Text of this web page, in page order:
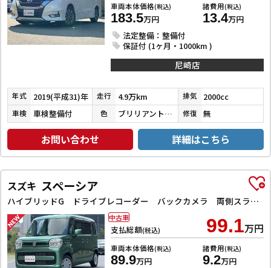
車両本体価格(税込)
183.5万円
諸費用(税込)
13.4万円
法定整備：整備付
保証付 (1ヶ月・1000km )
尼崎店
年式 2019(平成31)年 走行 4.9万km 排気 2000cc
車検 車検整備付 色 ブリリアントホワイトパール３コートパール 修復 無
お問い合わせ 詳細はこちら
スズキ スペーシア
ハイブリッドG ドライブレコーダー バックカメラ 両側スライドドア ナビ TV スマートキー アイドリングストップ 電動格納ミラー ベンチシート CVT ESC CD DVD再生 Bluetooth エアコン
支払総額(税込) 99.1万円
車両本体価格(税込)
89.9万円
諸費用(税込)
9.2万円
中古車